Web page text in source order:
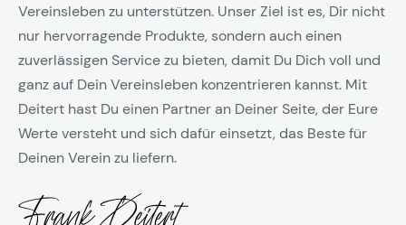
Vereinsleben zu unterstützen. Unser Ziel ist es, Dir nicht
nur hervorragende Produkte, sondern auch einen
zuverlässigen Service zu bieten, damit Du Dich voll und
ganz auf Dein Vereinsleben konzentrieren kannst. Mit
Deitert hast Du einen Partner an Deiner Seite, der Eure
Werte versteht und sich dafür einsetzt, das Beste für
Deinen Verein zu liefern.